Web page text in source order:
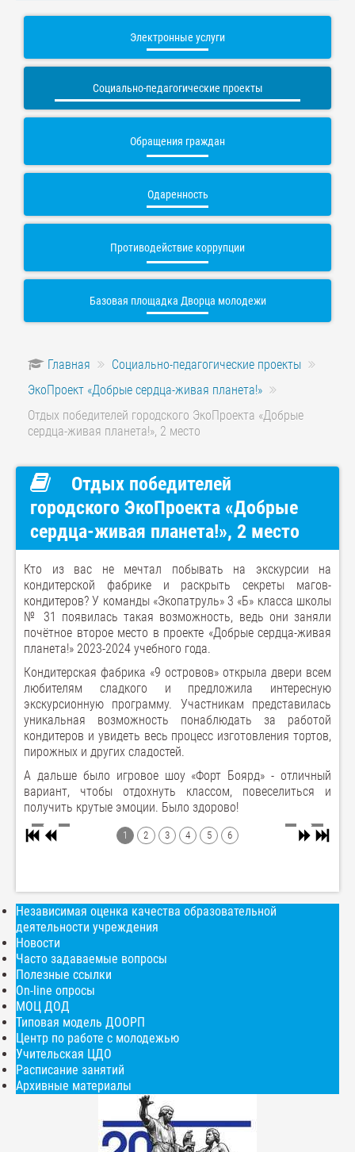
Электронные услуги
Социально-педагогические проекты
Обращения граждан
Одаренность
Противодействие коррупции
Базовая площадка Дворца молодежи
Главная
Социально-педагогические проекты
ЭкоПроект «Добрые сердца-живая планета!»
Отдых победителей городского ЭкоПроекта «Добрые
сердца-живая планета!», 2 место
Отдых победителей
городского ЭкоПроекта «Добрые
сердца-живая планета!», 2 место
Кто из вас не мечтал побывать на экскурсии на
кондитерской фабрике и раскрыть секреты магов-
кондитеров? У команды «Экопатруль» 3 «Б» класса школы
№ 31 появилась такая возможность, ведь они заняли
почётное второе место в проекте «Добрые сердца-живая
планета!» 2023-2024 учебного года.
Кондитерская фабрика «9 островов» открыла двери всем
любителям сладкого и предложила интересную
экскурсионную программу. Участникам представилась
уникальная возможность понаблюдать за работой
кондитеров и увидеть весь процесс изготовления тортов,
пирожных и других сладостей.
А дальше было игровое шоу «Форт Боярд» - отличный
вариант, чтобы отдохнуть классом, повеселиться и
получить крутые эмоции. Было здорово!
1 2 3 4 5 6
Независимая оценка качества образовательной
деятельности учреждения
Новости
Часто задаваемые вопросы
Полезные ссылки
On-line опросы
МОЦ ДОД
Типовая модель ДООРП
Центр по работе с молодежью
Учительская ЦДО
Расписание занятий
Архивные материалы